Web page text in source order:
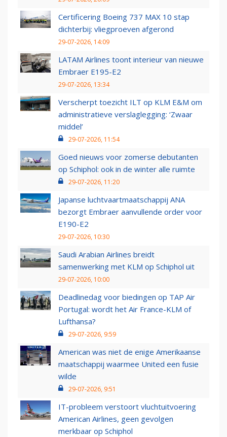
Certificering Boeing 737 MAX 10 stap
dichterbij: vliegproeven afgerond
29-07-2026, 14:09
LATAM Airlines toont interieur van nieuwe
Embraer E195-E2
29-07-2026, 13:34
Verscherpt toezicht ILT op KLM E&M om
administratieve verslaglegging: ‘Zwaar
middel’
29-07-2026, 11:54
Goed nieuws voor zomerse debutanten
op Schiphol: ook in de winter alle ruimte
29-07-2026, 11:20
Japanse luchtvaartmaatschappij ANA
bezorgt Embraer aanvullende order voor
E190-E2
29-07-2026, 10:30
Saudi Arabian Airlines breidt
samenwerking met KLM op Schiphol uit
29-07-2026, 10:00
Deadlinedag voor biedingen op TAP Air
Portugal: wordt het Air France-KLM of
Lufthansa?
29-07-2026, 9:59
American was niet de enige Amerikaanse
maatschappij waarmee United een fusie
wilde
29-07-2026, 9:51
IT-probleem verstoort vluchtuitvoering
American Airlines, geen gevolgen
merkbaar op Schiphol